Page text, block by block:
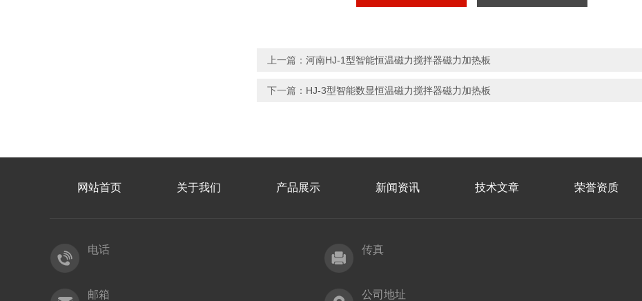
上一篇： 河南HJ-1型智能恒温磁力搅拌器磁力加热板
下一篇： HJ-3型智能数显恒温磁力搅拌器磁力加热板
网站首页 关于我们 产品展示 新闻资讯 技术文章 荣誉资质
电话 传真
邮箱 公司地址